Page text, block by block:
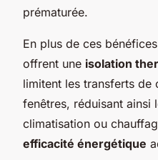
prématurée.
En plus de ces
offrent une isolation
limitent les transferts de
fenêtres, réduisant ainsi
climatisation ou
efficacité énergétique